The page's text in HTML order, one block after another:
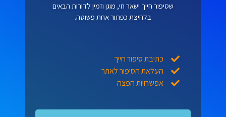
שסיפור חייך ישאר חי, מוגן וזמין לדורות הבאים
בלחיצת כפתור אחת פשוטה.
כתיבת סיפור חייך
העלאת הסיפור לאתר
אפשרויות הפצה